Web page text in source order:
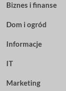
Biznes i finanse
Dom i ogród
Informacje
IT
Marketing